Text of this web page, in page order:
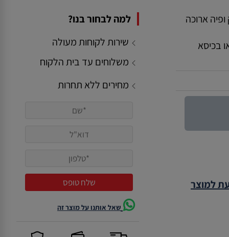
ארוכה
בכיסא
למוצר
למה לבחור בנו?
שירות לקוחות מעולה
משלוחים עד בית הלקוח
מחירים ללא תחרות
שאל אותנו על מוצר זה